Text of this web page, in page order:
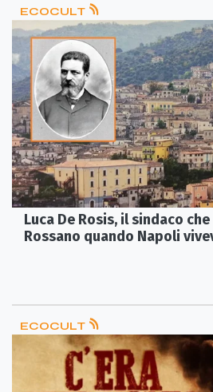
ECOCULT
Luca De Rosis, il sindaco
Rossano quando Napoli
ECOCULT